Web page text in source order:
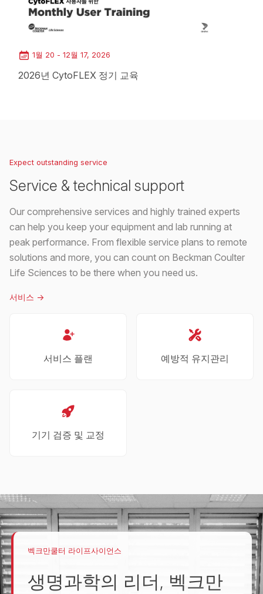
1월 20 - 12월 17, 2026
2026년 CytoFLEX 정기 교육
Expect outstanding service
Service & technical support
Our comprehensive services and highly trained experts
can help you keep your equipment and lab running at
peak performance. From flexible service plans to remote
solutions and more, you can count on Beckman Coulter
Life Sciences to be there when you need us.
서비스 ->
서비스 플랜 예방적 유지관리
기기 검증 및 교정
벡크만쿨터 라이프사이언스
생명과학의 리더, 벡크만